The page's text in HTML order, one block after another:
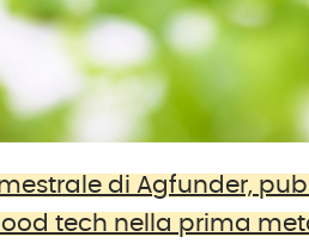
di Agfunder,
tech nella prima